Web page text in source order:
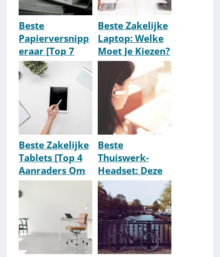
Beste
Papierversnipp
eraar [Top 7
Getest] [2026
Update]
Beste Zakelijke
Laptop: Welke
Moet Je Kiezen?
[2026]
Beste Zakelijke
Tablets [Top 4
Aanraders Om
Te Kopen] [2026
Update]
Beste
Thuiswerk-
Headset: Deze
Moet Je Hebben
[2026 Update]